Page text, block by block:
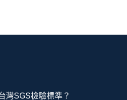
灣SGS檢驗標準？